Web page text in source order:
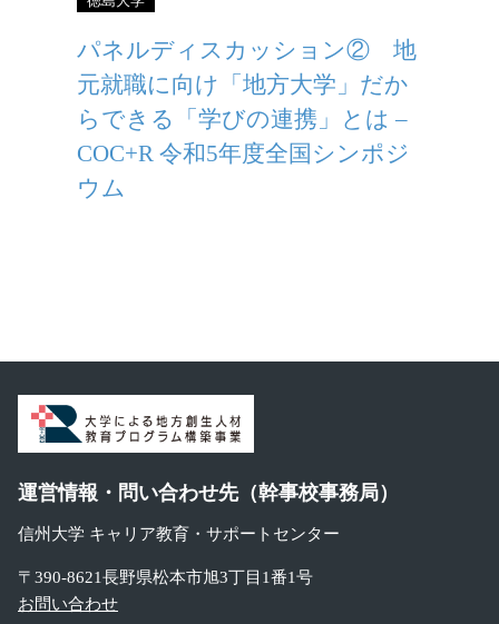
パネルディスカッション② 地
元就職に向け「地方大学」だか
らできる「学びの連携」とは –
COC+R 令和5年度全国シンポジ
ウム
運営情報・問い合わせ先（幹事校事務局）
信州大学 キャリア教育・サポートセンター
〒390-8621長野県松本市旭3丁目1番1号
お問い合わせ